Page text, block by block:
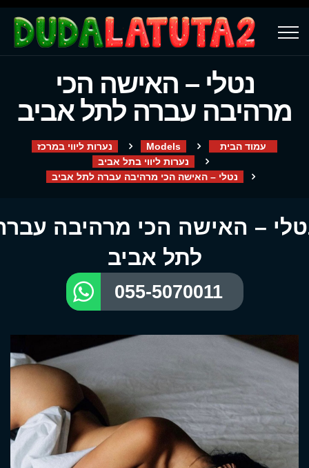
נטלי – האישה הכי
מרהיבה עברה לתל אביב
עמוד הבית Models
נערות ליווי במרכז
נערות ליווי בתל אביב
נטלי – האישה הכי מרהיבה עברה לתל אביב
– האישה הכי מרהיבה
לתל אביב
055-5070011